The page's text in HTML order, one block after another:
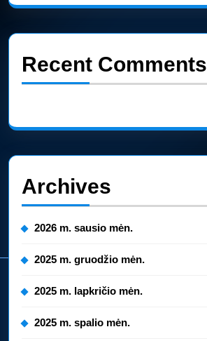
Recent Comments
Archives
2026 m. sausio mėn.
2025 m. gruodžio mėn.
2025 m. lapkričio mėn.
2025 m. spalio mėn.